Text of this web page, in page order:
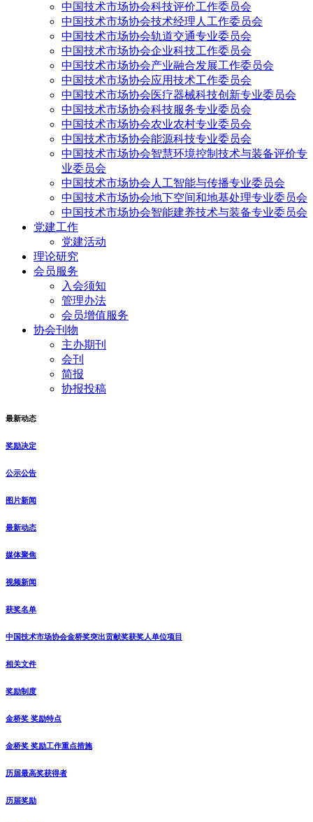
中国技术市场协会科技评价工作委员会
中国技术市场协会技术经理人工作委员会
中国技术市场协会轨道交通专业委员会
中国技术市场协会企业科技工作委员会
中国技术市场协会产业融合发展工作委员会
中国技术市场协会应用技术工作委员会
中国技术市场协会医疗器械科技创新专业委员会
中国技术市场协会科技服务专业委员会
中国技术市场协会农业农村专业委员会
中国技术市场协会能源科技专业委员会
中国技术市场协会智慧环境控制技术与装备评价专
业委员会
中国技术市场协会人工智能与传播专业委员会
中国技术市场协会地下空间和地基处理专业委员会
中国技术市场协会智能建养技术与装备专业委员会
党建工作
党建活动
理论研究
会员服务
入会须知
管理办法
会员增值服务
协会刊物
主办期刊
会刊
简报
协报投稿
最新动态
奖励决定
公示公告
图片新闻
最新动态
媒体聚焦
视频新闻
获奖名单
中国技术市场协会金桥奖突出贡献奖获奖人单位项目
相关文件
奖励制度
金桥奖 奖励特点
金桥奖 奖励工作重点措施
历届最高奖获得者
历届奖励